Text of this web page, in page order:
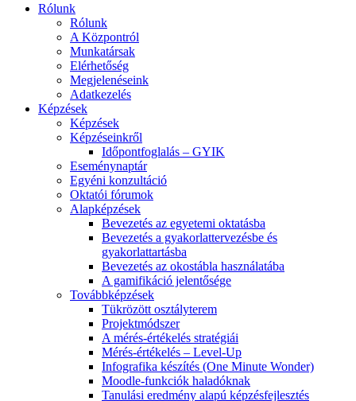
Rólunk
Rólunk
A Központról
Munkatársak
Elérhetőség
Megjelenéseink
Adatkezelés
Képzések
Képzések
Képzéseinkről
Időpontfoglalás – GYIK
Eseménynaptár
Egyéni konzultáció
Oktatói fórumok
Alapképzések
Bevezetés az egyetemi oktatásba
Bevezetés a gyakorlattervezésbe és
gyakorlattartásba
Bevezetés az okostábla használatába
A gamifikáció jelentősége
Továbbképzések
Tükrözött osztályterem
Projektmódszer
A mérés-értékelés stratégiái
Mérés-értékelés – Level-Up
Infografika készítés (One Minute Wonder)
Moodle-funkciók haladóknak
Tanulási eredmény alapú képzésfejlesztés